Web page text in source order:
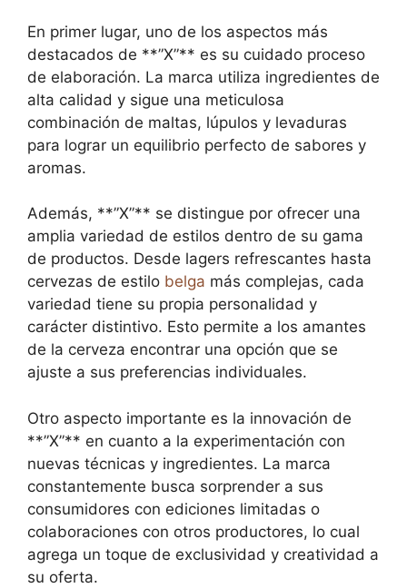
En primer lugar, uno de los aspectos más
destacados de **”X”** es su cuidado proceso
de elaboración. La marca utiliza ingredientes de
alta calidad y sigue una meticulosa
combinación de maltas, lúpulos y levaduras
para lograr un equilibrio perfecto de sabores y
aromas.
Además, **”X”** se distingue por ofrecer una
amplia variedad de estilos dentro de su gama
de productos. Desde lagers refrescantes hasta
cervezas de estilo belga más complejas, cada
variedad tiene su propia personalidad y
carácter distintivo. Esto permite a los amantes
de la cerveza encontrar una opción que se
ajuste a sus preferencias individuales.
Otro aspecto importante es la innovación de
**”X”** en cuanto a la experimentación con
nuevas técnicas y ingredientes. La marca
constantemente busca sorprender a sus
consumidores con ediciones limitadas o
colaboraciones con otros productores, lo cual
agrega un toque de exclusividad y creatividad a
su oferta.